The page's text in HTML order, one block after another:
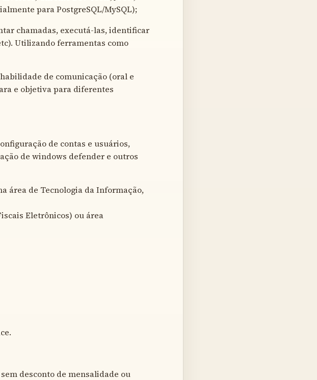
para PostgreSQL/MySQL);
chamadas, executá-las, identificar
Utilizando ferramentas como
de comunicação (oral e
e objetiva para diferentes
de contas e usuários,
de windows defender e outros
área de Tecnologia da Informação,
Eletrônicos) ou área
desconto de mensalidade ou